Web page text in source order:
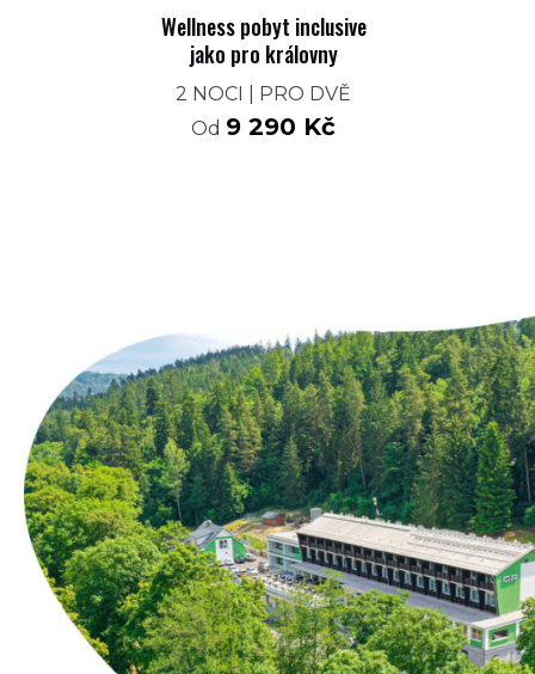
Wellness pobyt inclusive
jako pro královny
Od 9 290 Kč
2 NOCI | PRO DVĚ